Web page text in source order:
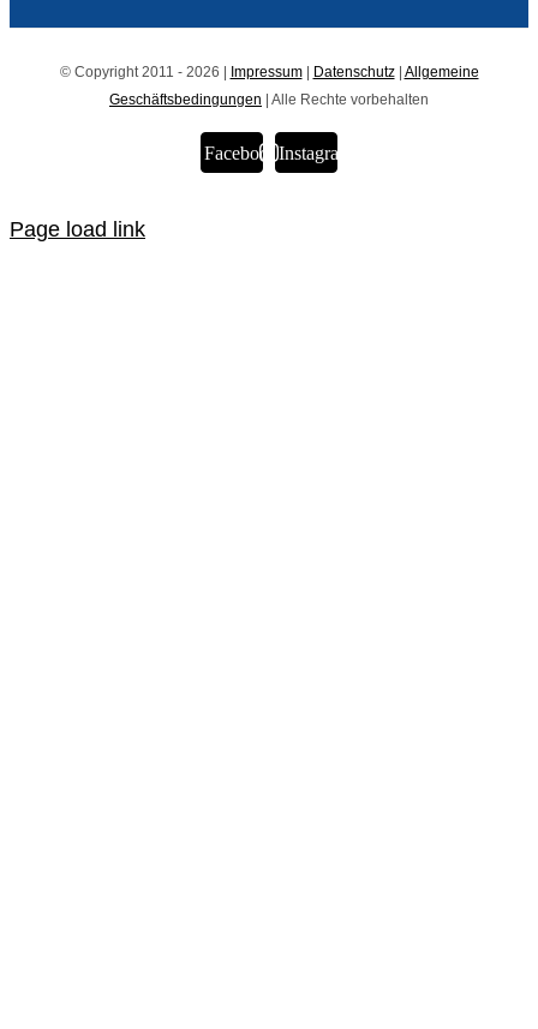
© Copyright 2011 - 2026 | Impressum| Datenschutz| Allgemeine
Geschäftsbedingungen | Alle Rechte vorbehalten
FacebookInstagram
Page load link